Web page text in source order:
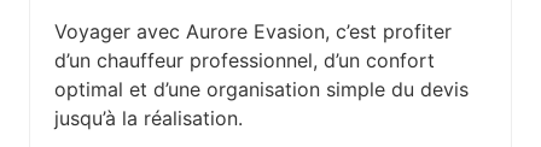
Voyager avec Aurore Evasion, c’est profiter
d’un chauffeur professionnel, d’un confort
optimal et d’une organisation simple du devis
jusqu’à la réalisation.